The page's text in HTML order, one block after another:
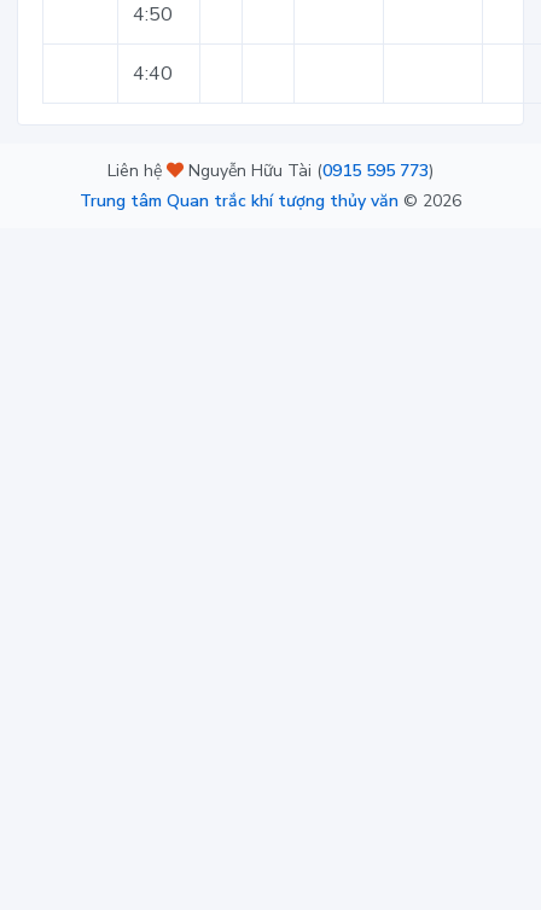
4:50
4:40
Liên hệ Nguyễn Hữu Tài (0915 595 773)
Trung tâm Quan trắc khí tượng thủy văn © 2026